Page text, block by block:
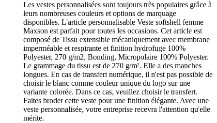
Les vestes personnalisées sont toujours très populaires grâce à
leurs nombreuses couleurs et options de marquage
disponibles. L'article personnalisable Veste softshell femme
Maxson est parfait pour toutes les occasions. Cet article est
composé de Tissu extensible mécaniquement avec membrane
imperméable et respirante et finition hydrofuge 100%
Polyester, 270 g/m2, Bonding, Micropolaire 100% Polyester.
Le grammage du tissu est de 270 g/m². Elle a des manches
longues. En cas de transfert numérique, il n'est pas possible de
choisir le blanc comme couleur unique du logo sur une
variante colorée. Dans ce cas, veuillez choisir le transfert.
Faites broder cette veste pour une finition élégante. Avec une
veste personnalisée, votre entreprise recevra l'attention qu'elle
mérite.